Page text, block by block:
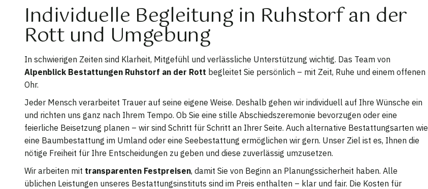
Individuelle Begleitung in Ruhstorf an der
Rott und Umgebung
In schwierigen Zeiten sind Klarheit, Mitgefühl und verlässliche Unterstützung wichtig. Das Team von
Alpenblick Bestattungen Ruhstorf an der Rott begleitet Sie persönlich – mit Zeit, Ruhe und einem offenen
Ohr.
Jeder Mensch verarbeitet Trauer auf seine eigene Weise. Deshalb gehen wir individuell auf Ihre Wünsche ein
und richten uns ganz nach Ihrem Tempo. Ob Sie eine stille Abschiedszeremonie bevorzugen oder eine
feierliche Beisetzung planen – wir sind Schritt für Schritt an Ihrer Seite. Auch alternative Bestattungsarten wie
eine Baumbestattung im Umland oder eine Seebestattung ermöglichen wir gern. Unser Ziel ist es, Ihnen die
nötige Freiheit für Ihre Entscheidungen zu geben und diese zuverlässig umzusetzen.
Wir arbeiten mit transparenten Festpreisen, damit Sie von Beginn an Planungssicherheit haben. Alle
üblichen Leistungen unseres Bestattungsinstituts sind im Preis enthalten – klar und fair. Die Kosten für